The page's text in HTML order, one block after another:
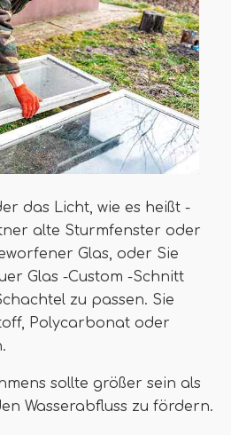
das Licht, wie es heißt -
alte Sturmfenster oder
Glas, oder Sie
Glas -Custom -Schnitt
zu passen. Sie
Polycarbonat oder
sollte größer sein als
Wasserabfluss zu fördern.